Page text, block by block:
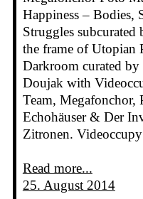
Happiness – Bodies,
Struggles
the frame of Utopian
Darkroom curated by
Doujak with
Team, Megafonchor,
Echohäuser & Der
Zitronen.
Read more...
25. August 2014